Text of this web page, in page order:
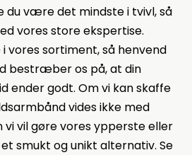
du være det mindste i tvivl, så
vores store ekspertise.
vores sortiment, så henvend
bestræber os på, at din
ender godt. Om vi kan skaffe
vides ikke med
vi vil gøre vores ypperste eller
smukt og unikt alternativ. Se